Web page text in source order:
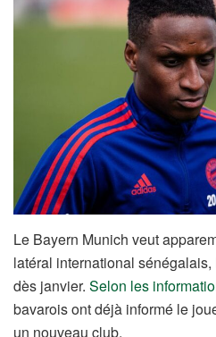
Le Bayern Munich veut
latéral international sénégalais,
dès janvier. Selon les
bavarois ont déjà informé le
un nouveau club.